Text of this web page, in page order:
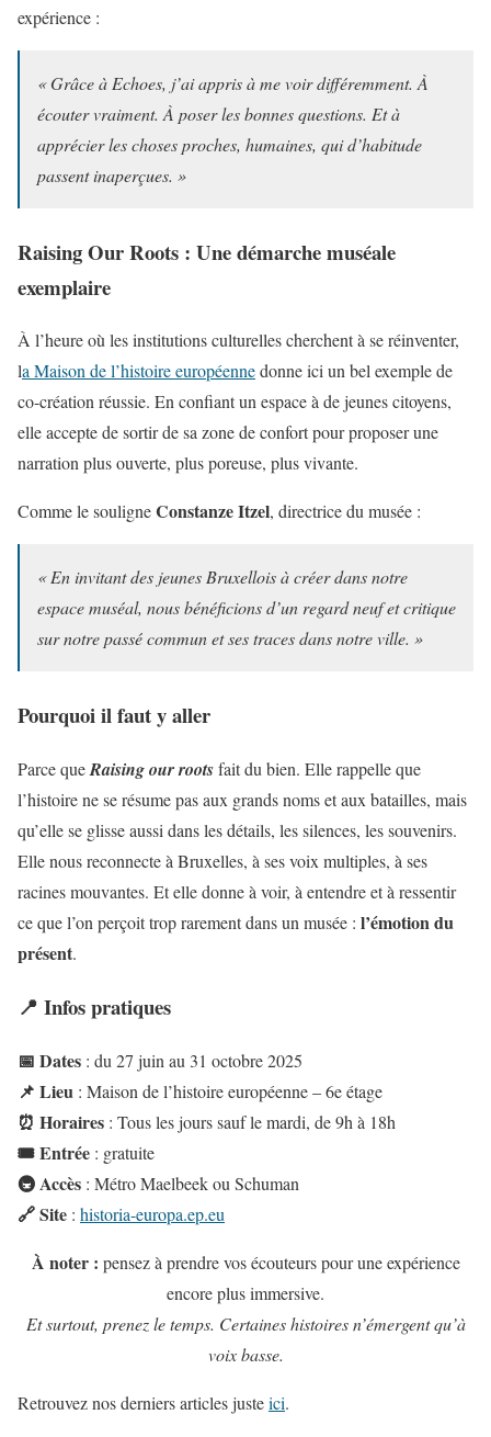
expérience :
« Grâce à Echoes, j’ai appris à me voir différemment. À
écouter vraiment. À poser les bonnes questions. Et à
apprécier les choses proches, humaines, qui d’habitude
passent inaperçues. »
Raising Our Roots : Une démarche muséale
exemplaire
À l’heure où les institutions culturelles cherchent à se réinventer,
la Maison de l’histoire européennedonne ici un bel exemple de
co-création réussie. En confiant un espace à de jeunes citoyens,
elle accepte de sortir de sa zone de confort pour proposer une
narration plus ouverte, plus poreuse, plus vivante.
Comme le souligneConstanze Itzel, directrice du musée :
« En invitant des jeunes Bruxellois à créer dans notre
espace muséal, nous bénéficions d’un regard neuf et critique
sur notre passé commun et ses traces dans notre ville. »
Pourquoi il faut y aller
Parce queRaising our rootsfait du bien. Elle rappelle que
l’histoire ne se résume pas aux grands noms et aux batailles, mais
qu’elle se glisse aussi dans les détails, les silences, les souvenirs.
Elle nous reconnecte à Bruxelles, à ses voix multiples, à ses
racines mouvantes. Et elle donne à voir, à entendre et à ressentir
ce que l’on perçoit trop rarement dans un musée : l’émotion du
présent.
📍 Infos pratiques
📅 Dates : du 27 juin au 31 octobre 2025
📌 Lieu : Maison de l’histoire européenne – 6e étage
⏰ Horaires : Tous les jours sauf le mardi, de 9h à 18h
🎟 Entrée : gratuite
🚇 Accès : Métro Maelbeek ou Schuman
🔗 Site : historia-europa.ep.eu
À noter : pensez à prendre vos écouteurs pour une expérience
encore plus immersive.
Et surtout, prenez le temps. Certaines histoires n’émergent qu’à
voix basse.
Retrouvez nos derniers articles justeici.